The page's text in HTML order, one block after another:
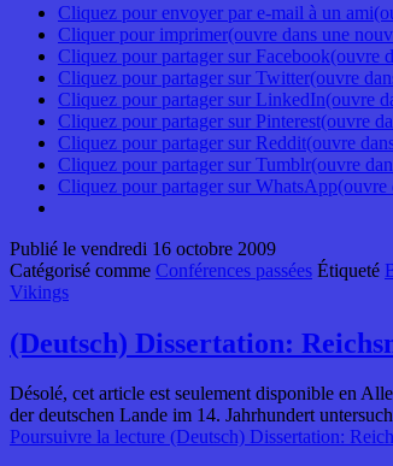
Cliquez pour envoyer par e-mail à un
Cliquer pour imprimer(ouvre dans une
Cliquez pour partager sur Facebook(ouvre
Cliquez pour partager sur Twitter(ouvre
Cliquez pour partager sur LinkedIn(ouvre
Cliquez pour partager sur Pinterest(ouvre
Cliquez pour partager sur Reddit(ouvre
Cliquez pour partager sur Tumblr(ouvre
Cliquez pour partager sur WhatsApp(ouvre
Publié le vendredi 16 octobre 2009
Catégorisé comme Conférences passées Étiqueté
Vikings
(Deutsch) Dissertation:
Désolé, cet article est seulement disponible en
der deutschen Lande im 14. Jahrhundert
Poursuivre la lecture (Deutsch) Dissertation: